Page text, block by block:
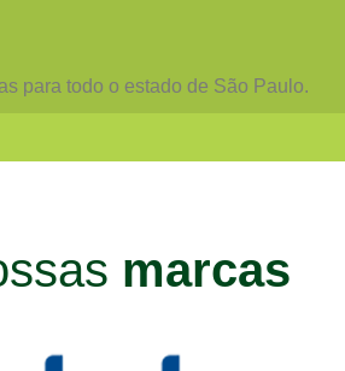
para todo o estado de São Paulo.
marcas